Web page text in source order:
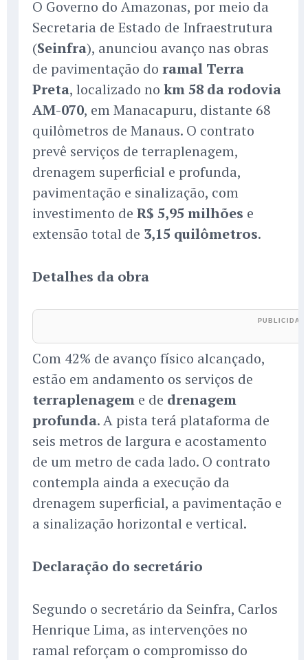
O Governo do Amazonas, por meio da
Secretaria de Estado de Infraestrutura
(Seinfra), anunciou avanço nas obras
de pavimentação do ramal Terra
Preta, localizado no km 58 da rodovia
AM-070, em Manacapuru, distante 68
quilômetros de Manaus. O contrato
prevê serviços de terraplenagem,
drenagem superficial e profunda,
pavimentação e sinalização, com
investimento de R$ 5,95 milhões e
extensão total de 3,15 quilômetros.
Detalhes da obra
Com 42% de avanço físico alcançado,
estão em andamento os serviços de
terraplenagem e de drenagem
profunda. A pista terá plataforma de
seis metros de largura e acostamento
de um metro de cada lado. O contrato
contempla ainda a execução da
drenagem superficial, a pavimentação e
a sinalização horizontal e vertical.
Declaração do secretário
Segundo o secretário da Seinfra, Carlos
Henrique Lima, as intervenções no
ramal reforçam o compromisso do